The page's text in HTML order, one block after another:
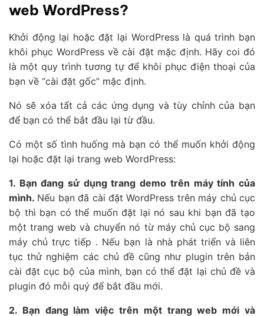
web WordPress?
Khởi động lại hoặc đặt lại WordPress là quá trình bạn
khôi phục WordPress về cài đặt mặc định. Hãy coi đó
là một quy trình tương tự để khôi phục điện thoại của
bạn về “cài đặt gốc” mặc định.
Nó sẽ xóa tất cả các ứng dụng và tùy chỉnh của bạn
để bạn có thể bắt đầu lại từ đầu.
Có một số tình huống mà bạn có thể muốn khởi động
lại hoặc đặt lại trang web WordPress:
1. Bạn đang sử dụng trang demo trên máy tính của
mình. Nếu bạn đã cài đặt WordPress trên máy chủ cục
bộ thì bạn có thể muốn đặt lại nó sau khi bạn đã tạo
một trang web và chuyển nó từ máy chủ cục bộ sang
máy chủ trực tiếp . Nếu bạn là nhà phát triển và liên
tục thử nghiệm các chủ đề cũng như plugin trên bản
cài đặt cục bộ của mình, bạn có thể đặt lại chủ đề và
plugin đó mỗi quý để bắt đầu mới.
2. Bạn đang làm việc trên một trang web mới và